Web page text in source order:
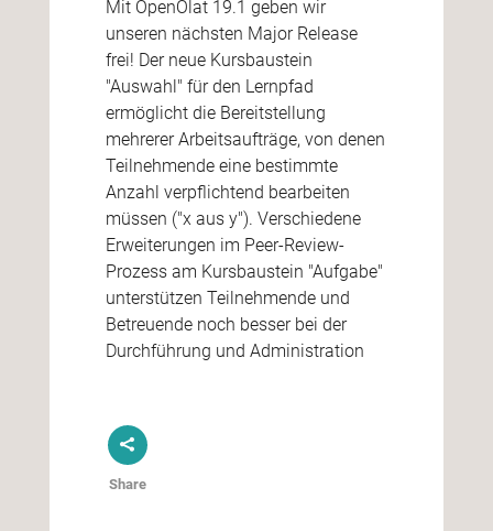
Mit OpenOlat 19.1 geben wir
unseren nächsten Major Release
frei! Der neue Kursbaustein
"Auswahl" für den Lernpfad
ermöglicht die Bereitstellung
mehrerer Arbeitsaufträge, von denen
Teilnehmende eine bestimmte
Anzahl verpflichtend bearbeiten
müssen ("x aus y"). Verschiedene
Erweiterungen im Peer-Review-
Prozess am Kursbaustein "Aufgabe"
unterstützen Teilnehmende und
Betreuende noch besser bei der
Durchführung und Administration
Share